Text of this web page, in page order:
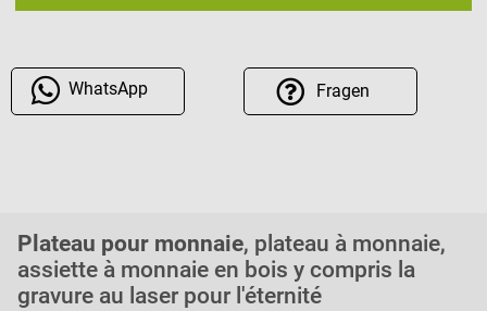
WhatsApp Fragen
Plateau pour monnaie, plateau à monnaie,
assiette à monnaie en bois y compris la
gravure au laser pour l'éternité